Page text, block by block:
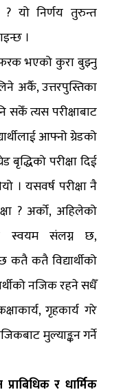
यो निर्णय तुरुन्त
।
फरक भएको कुरा बुझ्नु
अर्कै, उत्तरपुस्तिका
सकेँ त्यस परीक्षाबाट
आफ्नो ग्रेडको
बृद्धिको परीक्षा दिई
। यसवर्ष परीक्षा नै
? अर्को, अहिलेको
स्वयम संलग्न छ,
कतै कतै विद्यार्थीको
नजिक रहने सधैँ
गृहकार्य गरे
मुल्याङ्कन गर्ने
र धार्मिक